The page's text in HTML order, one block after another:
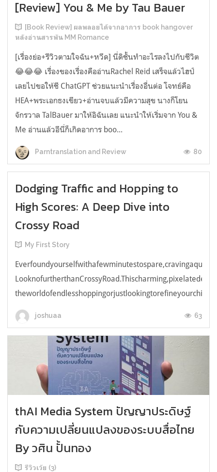
[Review] You & Me by Tau Bauer
[Book Review] ผลพลอยได้จากอาการ book hangover
หลังอ่านสารพัน MM Romance
[เรื่องย่อ+รีวิวตามใจฉัน+หวีด] นี่ดิชั้นทำอะไรลงไปกับชีวิต
😂😂😂 เรื่องของเรื่องคืออ่านRachel Reid เสร็จแล้วไฮป์
เลยไปขอให้ชี ChatGPT ช่วยแนะนำเรื่องอื่นต่อ โจทย์คือ
HEA+พระเอกธงเขียว+อ่านจบแล้วมีความสุข นางก็โยน
จักรวาล TalBauer มาให้อิฉันเลย แนะนำให้เริ่มจาก You &
Me อ่านแล้วอีนี่ก็เกิดอาการ boo...
Parntranslation and Review 80
Dodging Traffic and Hopping to
High Scores: A Deep Dive into
Crossy Road
My First Story
joshuaa 63
thAI Media System ปัญญาประดิษฐ์
กับความเปลี่ยนแปลงของระบบสื่อไทย
By วศิน ปั้นทอง
รีวิวเว้ย (3)